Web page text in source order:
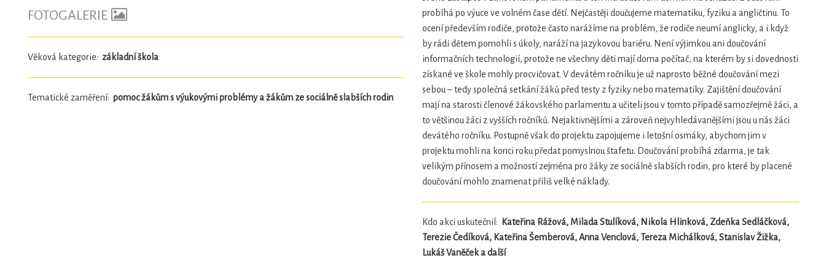
FOTOGALERIE
Věková kategorie: základní škola
Tematické zaměření: pomoc žákům s výukovými problémy a žákům ze sociálně slabších rodin
probíhá po výuce ve volném čase dětí. Nejčastěji doučujeme matematiku, fyziku a angličtinu. To
ocení především rodiče, protože často narážíme na problém, že rodiče neumí anglicky, a i když
by rádi dětem pomohli s úkoly, naráží na jazykovou bariéru. Není výjimkou ani doučování
informačních technologií, protože ne všechny děti mají doma počítač, na kterém by si dovednosti
získané ve škole mohly procvičovat. V devátém ročníku je už naprosto běžné doučování mezi
sebou – tedy společná setkání žáků před testy z fyziky nebo matematiky. Zajištění doučování
mají na starosti členové žákovského parlamentu a učiteli jsou v tomto případě samozřejmě žáci, a
to většinou žáci z vyšších ročníků. Nejaktivnějšími a zároveň nejvyhledávanějšími jsou u nás žáci
devátého ročníku. Postupně však do projektu zapojujeme i letošní osmáky, abychom jim v
projektu mohli na konci roku předat pomyslnou štafetu. Doučování probíhá zdarma, je tak
velikým přínosem a možností zejména pro žáky ze sociálně slabších rodin, pro které by placené
doučování mohlo znamenat příliš velké náklady.
Kdo akci uskutečnil:
Kateřina Rážová, Milada Stulíková, Nikola Hlinková, Zdeňka Sedláčková,
Terezie Čedíková, Kateřina Šemberová, Anna Venclová, Tereza Michálková, Stanislav Žižka,
Lukáš Vaněček a další